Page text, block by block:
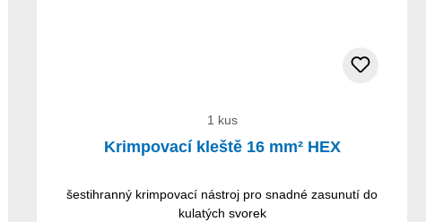
1 kus
Krimpovací kleště 16 mm² HEX
šestihranný krimpovací nástroj pro snadné zasunutí do
kulatých svorek